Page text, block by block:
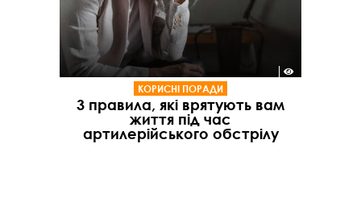
КОРИСНІ ПОРАДИ
3 правила, які врятують вам
життя під час
артилерійського обстрілу